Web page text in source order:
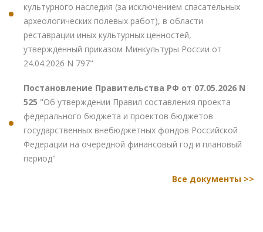
культурного наследия (за исключением спасательных
археологических полевых работ), в области
реставрации иных культурных ценностей,
утвержденный приказом Минкультуры России от
24.04.2026 N 797"
Постановление Правительства РФ от 07.05.2026 N
525 "Об утверждении Правил составления проекта
федерального бюджета и проектов бюджетов
государственных внебюджетных фондов Российской
Федерации на очередной финансовый год и плановый
период"
Все документы >>